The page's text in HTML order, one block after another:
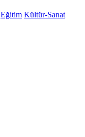
Eğitim Kültür-Sanat